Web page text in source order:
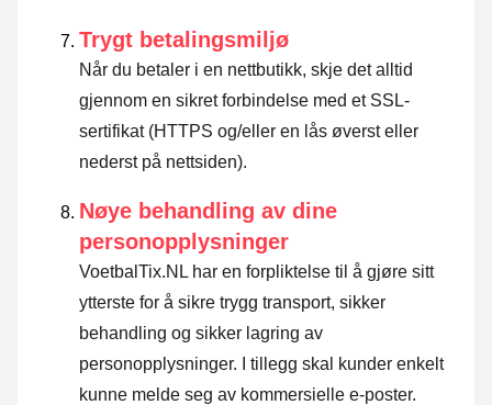
Trygt betalingsmiljø
Når du betaler i en nettbutikk, skje det alltid
gjennom en sikret forbindelse med et SSL-
sertifikat (HTTPS og/eller en lås øverst eller
nederst på nettsiden).
Nøye behandling av dine
personopplysninger
VoetbalTix.NL har en forpliktelse til å gjøre sitt
ytterste for å sikre trygg transport, sikker
behandling og sikker lagring av
personopplysninger. I tillegg skal kunder enkelt
kunne melde seg av kommersielle e-poster.